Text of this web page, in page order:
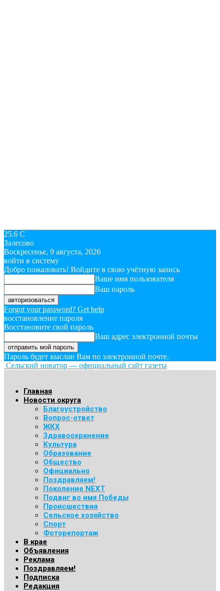
25.6 C
Залесово
Воскресенье, 9 августа, 2026
войти в систему
Добро пожаловать! Войдите в свою учётную запись
Ваше имя пользователя
Ваш пароль
Forgot your password? Get help
восстановление пароля
Восстановите свой пароль
Ваш адрес электронной почты
Пароль будет выслан Вам по электронной почте.
Сельский новатор — официальный сайт газеты
Главная
Новости округа
Благоустройство
Вопрос-ответ
ЖКХ
Здравоохранение
Культура
Образование
Общество
Официально
Поздравляем!
Поколение NEXT
Подвиг во имя Победы
Происшествия
Сельское хозяйство
Спорт
Фоторепортаж
В крае
Объявления
Реклама
Поздравляем!
Подписка
Редакция